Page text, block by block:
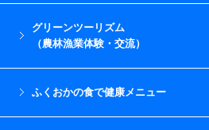
グリーンツーリズム
（農林漁業体験・交流）
ふくおかの食で健康メニュー